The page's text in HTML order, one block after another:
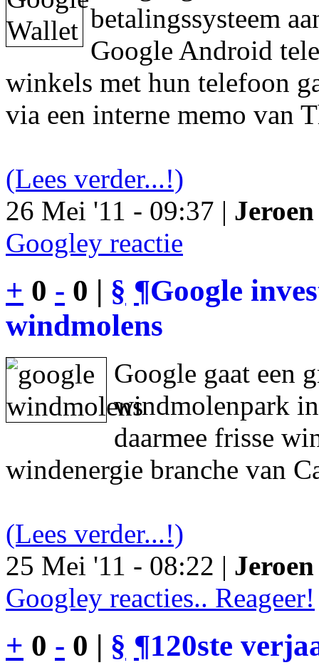
betalingssysteem
Google Android
winkels met hun telefoon
via een interne memo van
(Lees verder...!)
26 Mei '11 - 09:37 |
Googley reactie
+ 0 - 0 | § ¶Google
windmolens
Google gaat een
windmolenpark
daarmee frisse
windenergie branche van
(Lees verder...!)
25 Mei '11 - 08:22 |
Googley reacties.. Reageer!
+ 0 - 0 | § ¶120ste